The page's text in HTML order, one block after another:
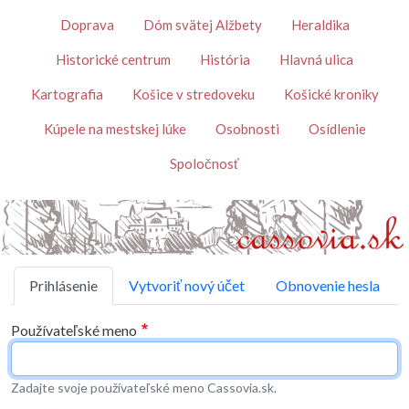
TémyDoprava Dóm svätej Alžbety Heraldika
Historické centrum História Hlavná ulica
Kartografia Košice v stredoveku Košické kroniky
Kúpele na mestskej lúke Osobnosti Osídlenie
Spoločnosť
Primárne karty
Prihlásenie Vytvoriť nový účet Obnovenie hesla
Používateľské meno
Zadajte svoje používateľské meno Cassovia.sk.